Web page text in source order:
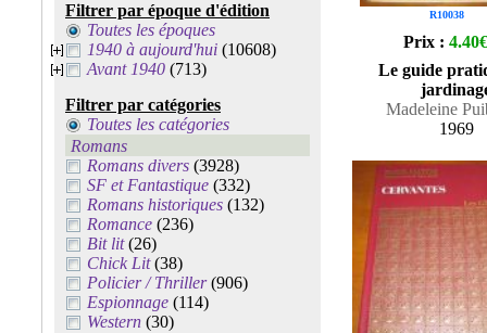
Filtrer par époque d'édition
Toutes les époques
1940 à aujourd'hui (10608)
Avant 1940 (713)
Filtrer par catégories
Toutes les catégories
Romans
Romans divers (3928)
SF et Fantastique (332)
Romans historiques (132)
Romance (236)
Bit lit(26)
Chick Lit(38)
Policier / Thriller(906)
Espionnage (114)
Western (30)
R10038
Prix : 4.40€
Le guide
Madeleine
1969